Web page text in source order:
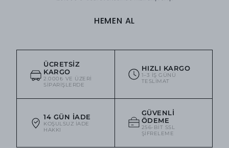
HEMEN AL
ÜCRETSIZ
KARGO
2.000₺ VE ÜZERI
SIPARIŞLERDE
HIZLI KARGO
1–3 IŞ GÜNÜ
TESLIMAT
14 GÜN İADE
KOŞULSUZ IADE
HAKKI
GÜVENLI
ÖDEME
256-BIT SSL
ŞIFRELEME